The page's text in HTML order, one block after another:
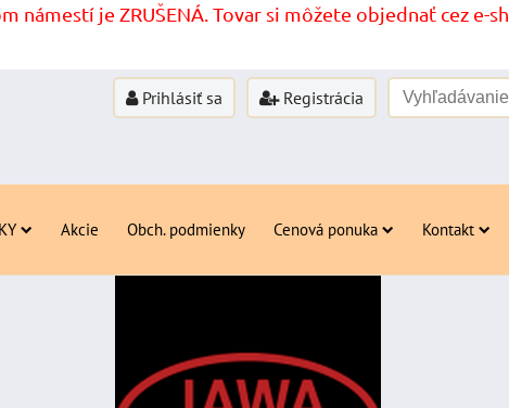
námestí je ZRUŠENÁ. Tovar si môžete objednať cez e-
Prihlásiť sa Registrácia
Akcie Obch. podmienky Cenová ponuka Kontakt